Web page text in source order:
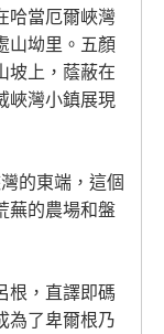
哈當厄爾峽灣
山坳里。五顏
坡上，蔭蔽在
峽灣小鎮展現
的東端，這個
蕪的農場和盤
根，直譯即碼
為了卑爾根乃